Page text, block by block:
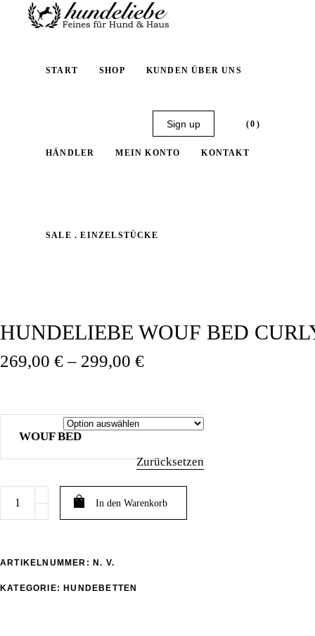
START SHOP KUNDEN ÜBER UNS
HÄNDLER MEIN KONTO KONTAKT
SALE . EINZELSTÜCKE
Sign up (0)
HUNDELIEBE WOUF BED
269,00 € – 299,00 €Preisspanne:
299,00 €
WOUF BED
Zurücksetzen
WOUF
MOCCA
In den Warenkorb
ARTIKELNUMMER: N. V.
KATEGORIE: HUNDEBETTEN